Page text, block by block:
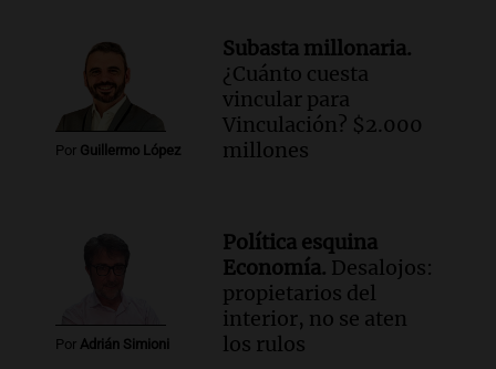
Audio.Mateo, a los 25 años, lucha
contra el tiempo: necesita un trasplante
para poder seguir viviend
Una mañana para todos
de julio será menor al 2,9% registrado
en CABA
Una mañana para todos
Audio.Altas Cumbres: rescataron a una
Por Guillermo López
Subasta millonaria.
¿Cuánto cuesta
vincular para
Vinculación? $2.000
millones
Por Adrián Simioni
Política esquina
Economía. Desalojos:
propietarios del
interior, no se aten
los rulos